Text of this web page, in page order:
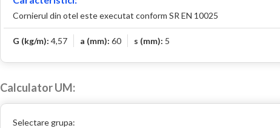
Cornierul din otel este executat conform SR EN 10025
G (kg/m): 4,57 a (mm): 60 s (mm): 5
Calculator UM:
Selectare grupa: